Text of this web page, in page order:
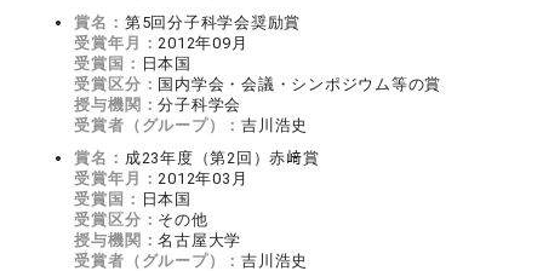
賞名： 第5回分子科学会奨励賞
受賞年月： 2012年09月
受賞国： 日本国
受賞区分： 国内学会・会議・シンポジウム等の賞
授与機関：分子科学会
受賞者（グループ）：吉川浩史
賞名： 成23年度（第2回）赤﨑賞
受賞年月： 2012年03月
受賞国： 日本国
受賞区分： その他
授与機関：名古屋大学
受賞者（グループ）：吉川浩史